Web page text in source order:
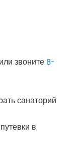
звоните 8-
санаторий
в